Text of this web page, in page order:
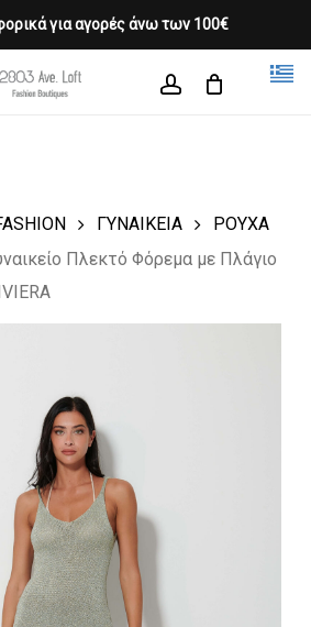
για αγορές άνω των 100€
CLOSE
CART
ΓΥΝΑΙΚΕΙΑ
ΡΟΥΧΑ
Πλεκτό Φόρεμα με Πλάγιο
Close